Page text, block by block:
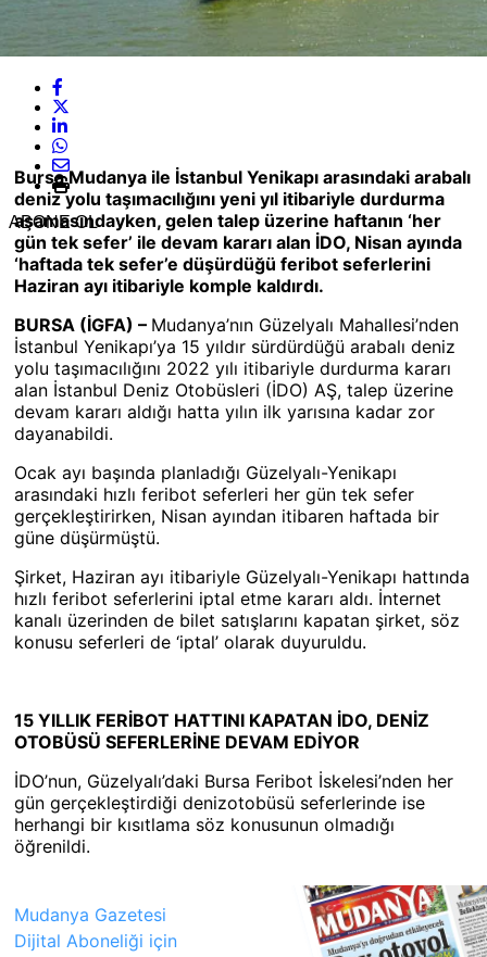
ABONE OL
Bursa Mudanya ile İstanbul Yenikapı arasındaki arabalı
deniz yolu taşımacılığını yeni yıl itibariyle durdurma
aşamasındayken, gelen talep üzerine haftanın ‘her
gün tek sefer’ ile devam kararı alan İDO, Nisan ayında
‘haftada tek sefer’e düşürdüğü feribot seferlerini
Haziran ayı itibariyle komple kaldırdı.
BURSA (İGFA) – Mudanya’nın Güzelyalı Mahallesi’nden
İstanbul Yenikapı’ya 15 yıldır sürdürdüğü arabalı deniz
yolu taşımacılığını 2022 yılı itibariyle durdurma kararı
alan İstanbul Deniz Otobüsleri (İDO) AŞ, talep üzerine
devam kararı aldığı hatta yılın ilk yarısına kadar zor
dayanabildi.
Ocak ayı başında planladığı Güzelyalı-Yenikapı
arasındaki hızlı feribot seferleri her gün tek sefer
gerçekleştirirken, Nisan ayından itibaren haftada bir
güne düşürmüştü.
Şirket, Haziran ayı itibariyle Güzelyalı-Yenikapı hattında
hızlı feribot seferlerini iptal etme kararı aldı. İnternet
kanalı üzerinden de bilet satışlarını kapatan şirket, söz
konusu seferleri de ‘iptal’ olarak duyuruldu.
15 YILLIK FERİBOT HATTINI KAPATAN İDO, DENİZ
OTOBÜSÜ SEFERLERİNE DEVAM EDİYOR
İDO’nun, Güzelyalı’daki Bursa Feribot İskelesi’nden her
gün gerçekleştirdiği denizotobüsü seferlerinde ise
herhangi bir kısıtlama söz konusunun olmadığı
öğrenildi.